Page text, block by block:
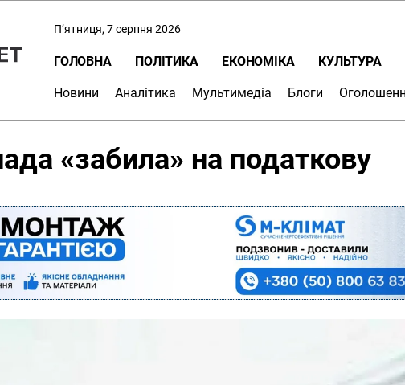
П’ятниця, 7 серпня 2026
ГОЛОВНА ПОЛІТИКА ЕКОНОМІКА КУЛЬТУРА
Новини Аналітика Мультимедіа Блоги
«забила» на податкову